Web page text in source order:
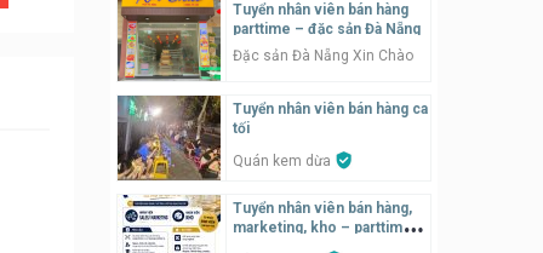
Tuyển nhân viên bán hàng
parttime – đặc sản Đà Nẵng
Đặc sản Đà Nẵng Xin Chào
Tuyển nhân viên bán hàng ca
tối
Quán kem dừa
Tuyển nhân viên bán hàng,
marketing, kho – parttime,